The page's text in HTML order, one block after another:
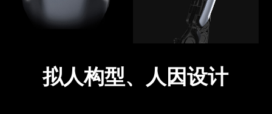
拟人构型、人因设计